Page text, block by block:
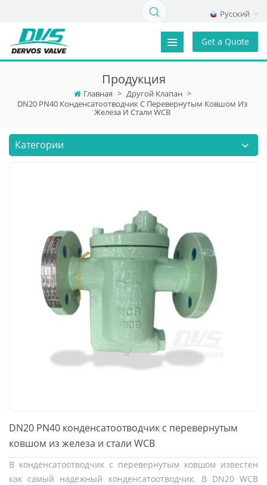
Русский
Get a Quote
Продукция
Главная > Другой Клапан >
DN20 PN40 Конденсатоотводчик С Перевернутым Ковшом Из
Железа И Стали WCB
Категории
DN20 PN40 конденсатоотводчик с перевернутым
ковшом из железа и стали WCB
В конденсатоотводчик с перевернутым ковшом известен
как самый надежный конденсатоотводчик. В DN20 WCB